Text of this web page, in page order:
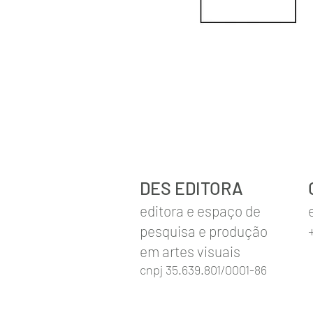
DES EDITORA​
editora e espaço de
pesquisa e produção
em artes visuais
cnpj 35.639.801/0001-86